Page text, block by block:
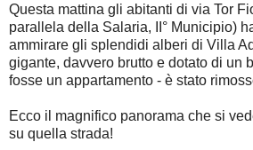
Questa mattina gli abitanti di via Tor
parallela della Salaria, II° Municipio)
ammirare gli splendidi alberi di Villa
gigante, davvero brutto e dotato di un
fosse un appartamento - è stato
Ecco il magnifico panorama che si
su quella strada!